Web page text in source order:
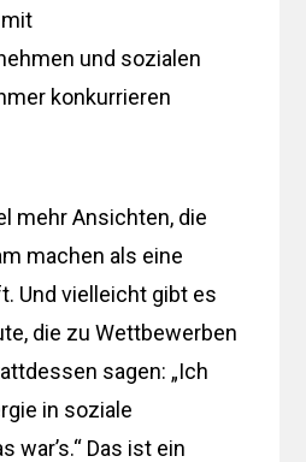
und sozialen
konkurrieren
mehr Ansichten, die
machen als eine
Und vielleicht gibt es
die zu Wettbewerben
sagen: „Ich
in soziale
war’s.“ Das ist ein